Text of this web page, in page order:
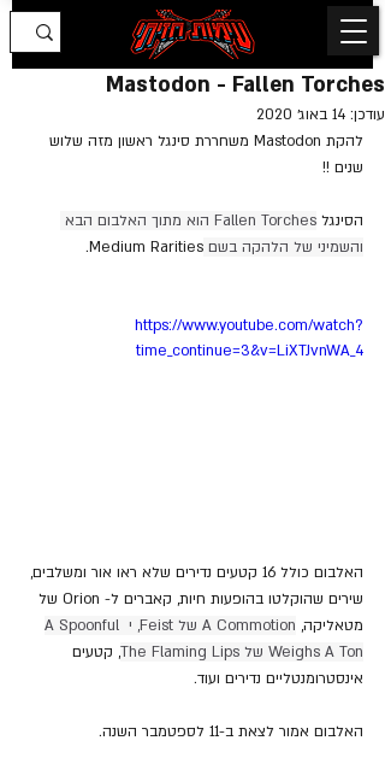
Mastodon - Fallen Torches
עודכן: 14 באוג׳ 2020
להקת Mastodon משחררת סינגל ראשון מזה שלוש
שנים !!
הסינגל
Fallen Torches הוא מתוך האלבום הבא
והשמיני של הלהקה בשם Medium Rarities.
https://www.youtube.com/watch?
time_continue=3&v=LiXTJvnWA_4
האלבום כולל 16 קטעים נדירים שלא ראו אור ומשלבים,
שירים שהוקלטו בהופעות חיות, קאברים ל- Orion של
מטאליקה,
A Commotion של Feist, י A Spoonful
Weighs A Ton של The Flaming Lips
, קטעים
אינסטרומנטליים נדירים ועוד.
האלבום אמור לצאת ב-11 לספטמבר השנה.